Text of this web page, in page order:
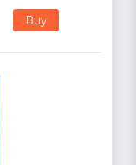
Buy